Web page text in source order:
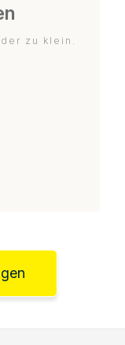
zu klein.